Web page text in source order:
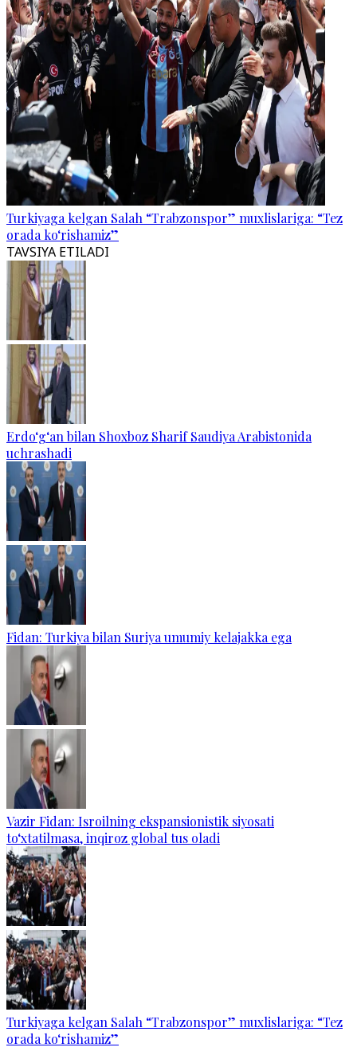
Turkiyaga kelgan Salah “Trabzonspor” muxlislariga: “Tez
orada ko‘rishamiz”
TAVSIYA ETILADI
Erdo‘g‘an bilan Shoxboz Sharif Saudiya Arabistonida
uchrashadi
Fidan: Turkiya bilan Suriya umumiy kelajakka ega
Vazir Fidan: Isroilning ekspansionistik siyosati
to‘xtatilmasa, inqiroz global tus oladi
Turkiyaga kelgan Salah “Trabzonspor” muxlislariga: “Tez
orada ko‘rishamiz”